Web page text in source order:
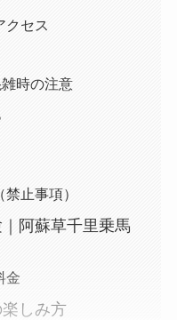
クセス
時の注意
止事項）
阿蘇草千里乗馬
金
しみ方